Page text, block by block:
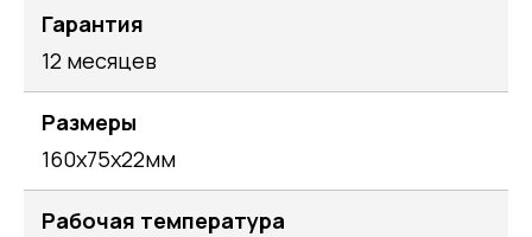
Гарантия
12 месяцев
Размеры
160х75х22мм
Рабочая температура